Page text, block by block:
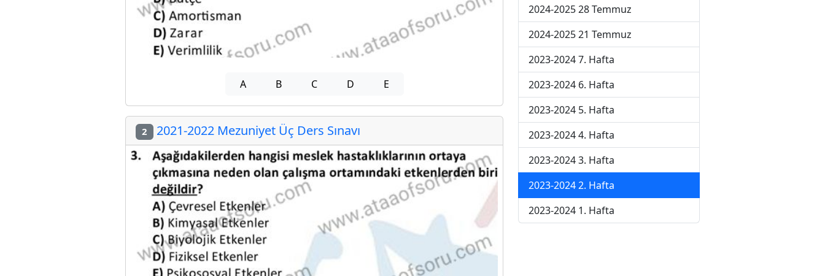
A B C D E
2 2021-2022 Mezuniyet Üç Ders Sınavı
2024-2025 28 Temmuz
2024-2025 21 Temmuz
2023-2024 7. Hafta
2023-2024 6. Hafta
2023-2024 5. Hafta
2023-2024 4. Hafta
2023-2024 3. Hafta
2023-2024 2. Hafta
2023-2024 1. Hafta